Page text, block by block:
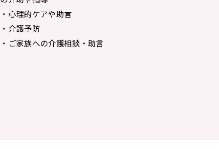
・心理的ケアや助言
・介護予防
・ご家族への介護相談・助言